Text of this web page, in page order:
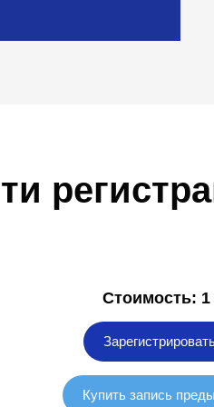
Стоимость: 1
Купить запись